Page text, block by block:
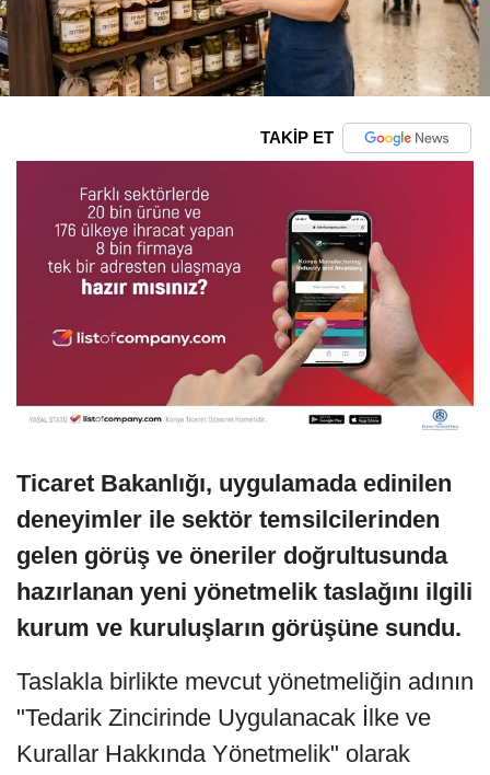
TAKİP ET
Ticaret Bakanlığı, uygulamada edinilen
deneyimler ile sektör temsilcilerinden
gelen görüş ve öneriler doğrultusunda
hazırlanan yeni yönetmelik taslağını ilgili
kurum ve kuruluşların görüşüne sundu.
Taslakla birlikte mevcut yönetmeliğin adının
"Tedarik Zincirinde Uygulanacak İlke ve
Kurallar Hakkında Yönetmelik" olarak